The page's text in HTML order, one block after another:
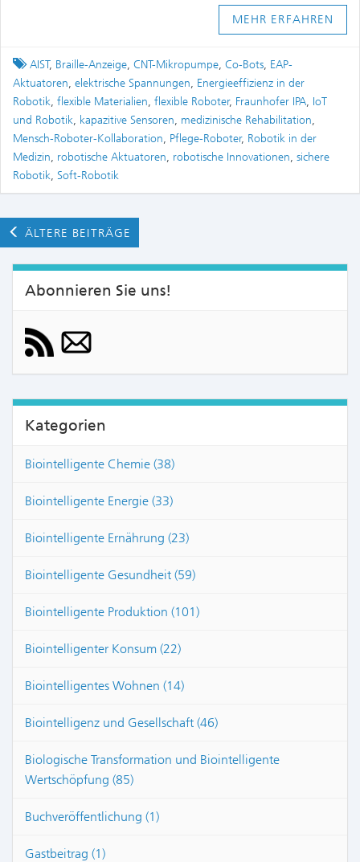
MEHR ERFAHREN
Tagged
AIST, Braille-Anzeige, CNT-Mikropumpe, Co-Bots, EAP-
Aktuatoren, elektrische Spannungen, Energieeffizienz in der
Robotik, flexible Materialien, flexible Roboter, Fraunhofer IPA, IoT
und Robotik, kapazitive Sensoren, medizinische Rehabilitation,
Mensch-Roboter-Kollaboration, Pflege-Roboter, Robotik in der
Medizin, robotische Aktuatoren, robotische Innovationen, sichere
Robotik, Soft-Robotik
ÄLTERE BEITRÄGE
Abonnieren Sie uns!
Kategorien
Biointelligente Chemie (38)
Biointelligente Energie (33)
Biointelligente Ernährung (23)
Biointelligente Gesundheit (59)
Biointelligente Produktion (101)
Biointelligenter Konsum (22)
Biointelligentes Wohnen (14)
Biointelligenz und Gesellschaft (46)
Biologische Transformation und Biointelligente
Wertschöpfung (85)
Buchveröffentlichung (1)
Gastbeitrag (1)